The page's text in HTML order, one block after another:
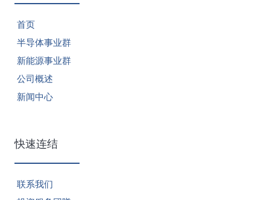
首页
半导体事业群
新能源事业群
公司概述
新闻中心
快速连结
联系我们